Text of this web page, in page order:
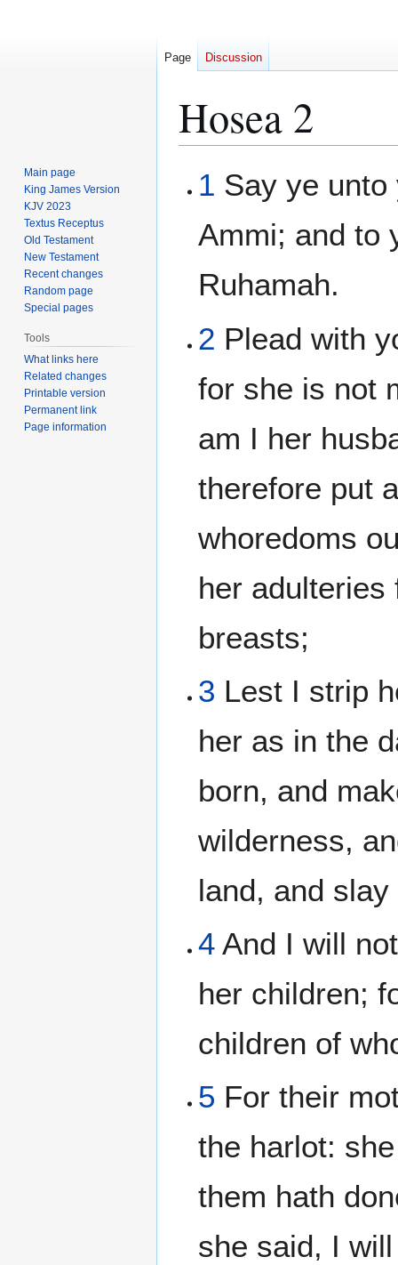
Hosea 2
toto
1 Say ye
Ammi; and to
Ruhamah.
2 Plead with
for she is not
am I her
therefore put
whoredoms
her adulteries
breasts;
3 Lest I strip
her as in the
born, and
wilderness,
land, and
4 And I will
her children;
children of
5 For their
the harlot:
them hath
she said, I
Page Discussion
Main page
King James Version
KJV 2023
Textus Receptus
Old Testament
New Testament
Recent changes
Random page
Special pages
Tools
What links here
Related changes
Printable version
Permanent link
Page information